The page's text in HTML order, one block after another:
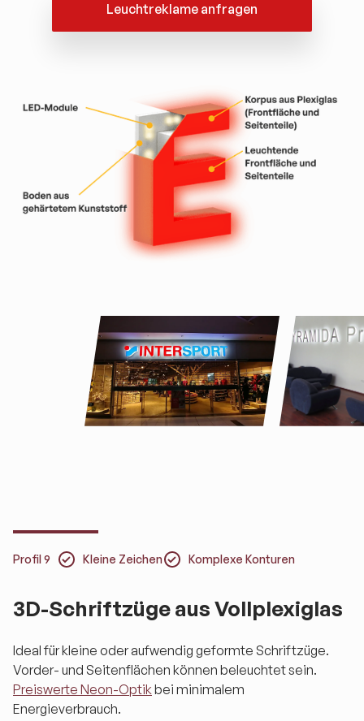
Leuchtreklame anfragen
Profil 9 Kleine Zeichen Komplexe Konturen
3D-Schriftzüge aus Vollplexiglas
Ideal für kleine oder aufwendig geformte Schriftzüge.
Vorder- und Seitenflächen können beleuchtet sein.
Preiswerte Neon-Optik bei minimalem
Energieverbrauch.